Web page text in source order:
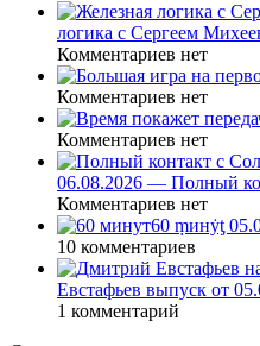
логика с Сергеем
Комментариев нет
Комментариев нет
Комментариев нет
06.08.2026 — Полный
Комментариев нет
60 ṃинẏƫ
10 комментариев
Евстафьев выпуск от
1 комментарий